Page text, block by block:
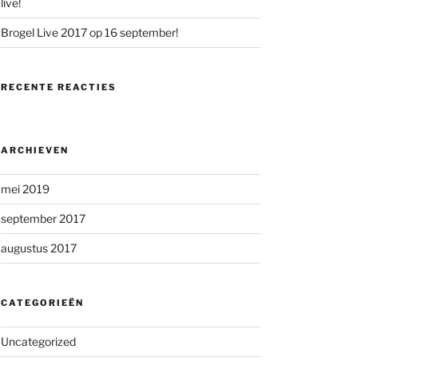
live!
Brogel Live 2017 op 16 september!
RECENTE REACTIES
ARCHIEVEN
mei 2019
september 2017
augustus 2017
CATEGORIEËN
Uncategorized